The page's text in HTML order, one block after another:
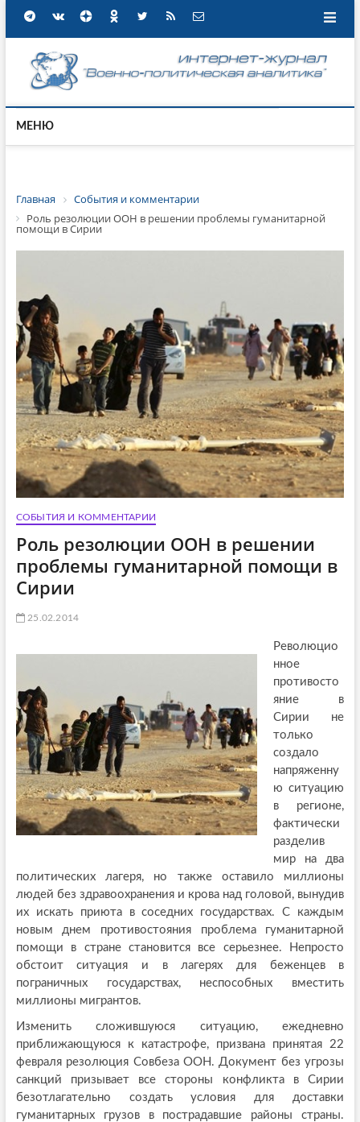
МЕНЮ
Главная
События и комментарии
Роль резолюции ООН в решении проблемы гуманитарной
помощи в Сирии
СОБЫТИЯ И КОММЕНТАРИИ
Роль резолюции ООН в решении
проблемы гуманитарной помощи в
Сирии
25.02.2014
Революцио
нное
противосто
яние в
Сирии не
только
создало
напряженну
ю ситуацию
в регионе,
фактически
разделив
мир на два
политических лагеря, но также оставило миллионы
людей без здравоохранения и крова над головой, вынудив
их искать приюта в соседних государствах. С каждым
новым днем противостояния проблема гуманитарной
помощи в стране становится все серьезнее. Непросто
обстоит ситуация и в лагерях для беженцев в
пограничных государствах, неспособных вместить
миллионы мигрантов.
Изменить сложившуюся ситуацию, ежедневно
приближающуюся к катастрофе, призвана принятая 22
февраля резолюция Совбеза ООН. Документ без угрозы
санкций призывает все стороны конфликта в Сирии
безотлагательно создать условия для доставки
гуманитарных грузов в пострадавшие районы страны.